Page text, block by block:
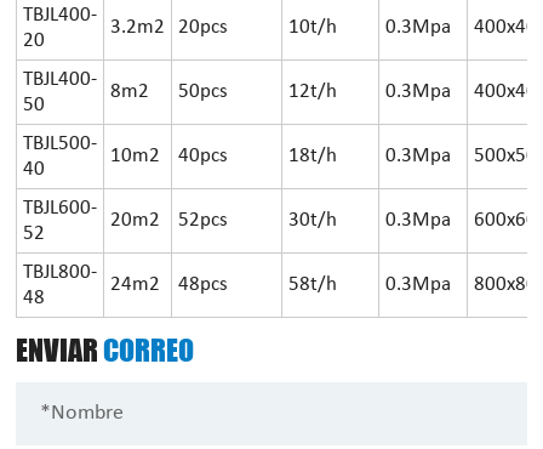
TBJL400-
20
3.2m2 20pcs 10t/h 0.3Mpa
TBJL400-
50
8m2 50pcs 12t/h 0.3Mpa
TBJL500-
40
10m2 40pcs 18t/h 0.3Mpa
TBJL600-
52
20m2 52pcs 30t/h 0.3Mpa
TBJL800-
48
24m2 48pcs 58t/h 0.3Mpa
ENVIARCORREO